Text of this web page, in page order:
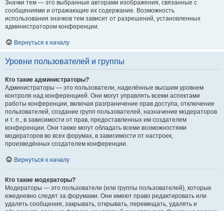
Значки тем — это выбранные авторами изображения, связанные с
сообщениями и отражающие их содержание. Возможность
использования значков тем зависит от разрешений, установленных
администратором конференции.
Вернуться к началу
Уровни пользователей и группы
Кто такие администраторы?
Администраторы — это пользователи, наделённые высшим уровнем
контроля над конференцией. Они могут управлять всеми аспектами
работы конференции, включая разграничение прав доступа, отключение
пользователей, создание групп пользователей, назначение модераторов
и т. п., в зависимости от прав, предоставленных им создателем
конференции. Они также могут обладать всеми возможностями
модераторов во всех форумах, в зависимости от настроек,
произведённых создателем конференции.
Вернуться к началу
Кто такие модераторы?
Модераторы — это пользователи (или группы пользователей), которые
ежедневно следят за форумами. Они имеют право редактировать или
удалять сообщения, закрывать, открывать, перемещать, удалять и